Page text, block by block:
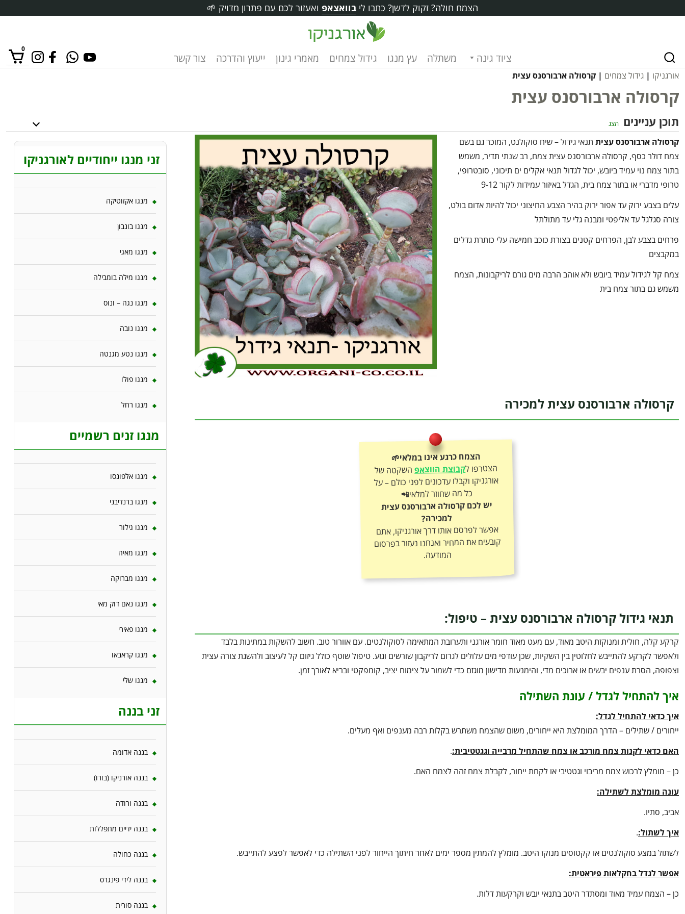
הצמח חולה? זקוק לדשן? כתבו לי בוואצאפ ואעזור לכם עם פתרון מדויק 🌱
ציוד גינה משתלה עץ מנגו גידול צמחים מאמרי גינון ייעוץ והדרכה צור קשר
0
אורגניקו | גידול צמחים | קרסולה ארבורסנס עצית
קרסולה ארבורסנס עצית
תוכן עניינים הצג
קרסולה ארבורסנס עצית תנאי גידול – שיח סוקולנט, המוכר גם בשם
צמח דולר כסף, קרסולה ארבורסנס עצית צמח, רב שנתי תדיר, משמש
בתור צמח נוי עמיד ביובש, יכול לגדול תנאי אקלים ים תיכוני, סובטרופי,
טרופי מדברי או בתור צמח בית, הגדל באיזור עמידות לקור 9-12
עלים בצבע ירוק עד אפור ירוק בהיר הצבע החיצוני יכול להיות אדום בולט,
צורה סגלגל עד אליפטי ומבנה גלי עד מתולתל
פרחים בצבע לבן, הפרחים קטנים בצורת כוכב חמישה עלי כותרת גדלים
במקבצים
צמח קל לגידול עמיד ביובש ולא אוהב הרבה מים גורם לריקבונות, הצמח
משמש גם בתור צמח בית
קרסולה ארבורסנס עצית למכירה
הצמח כרגע אינו במלאי🌱
הצטרפו לקבוצת הווצאפהשקטה של
אורגניקו וקבלו עדכונים לפני כולם – על
כל מה שחוזר למלאי📲
יש לכם קרסולה ארבורסנס עצית
למכירה?
אפשר לפרסם אותו דרך אורגניקו, אתם
קובעים את המחיר ואנחנו נעזור בפרסום
המודעה.
תנאי גידול קרסולה ארבורסנס עצית – טיפול:
קרקע קלה, חולית ומנוקזת היטב מאוד, עם מעט מאוד חומר אורגני ותערובת המתאימה לסוקולנטים. עם אוורור טוב. חשוב להשקות במתינות בלבד
ולאפשר לקרקע להתייבש לחלוטין בין השקיות, שכן עודפי מים עלולים לגרום לריקבון שורשים וגזע. טיפול שוטף כולל גיזום קל לעיצוב ולהשגת צורה עצית
וצפופה, הסרת ענפים יבשים או ארוכים מדי, והימנעות מדישון מוגזם כדי לשמור על צימוח יציב, קומפקטי ובריא לאורך זמן.
איך להתחיל לגדל / עונת השתילה
איך כדאי להתחיל לגדל:
ייחורים / שתילים – הדרך המומלצת היא ייחורים, משום שהצמח משתרש בקלות רבה מענפים ואף מעלים.
האם כדאי לקנות צמח מורכב או צמח שהתחיל מרבייה וגגטטיבית:.
כן – מומלץ לרכוש צמח מריבוי וגטטיבי או לקחת ייחור, לקבלת צמח זהה לצמח האם.
עונה מומלצת לשתילה:
אביב, סתיו.
איך לשתול:.
לשתול במצע סוקולנטים או קקטוסים מנוקז היטב. מומלץ להמתין מספר ימים לאחר חיתוך הייחור לפני השתילה כדי לאפשר לפצע להתייבש.
אפשר לגדל בחקלאות פיראטית:
כן – הצמח עמיד מאוד ומסתדר היטב בתנאי יובש וקרקעות דלות.
זני מנגו ייחודיים לאורגניקו
מנגו אקזוטיקה
מנגו בונבון
מנגו מאגי
מנגו מילה בומבילה
מנגו נגה – ונוס
מנגו נובה
מנגו נטע מגנטה
מנגו פולו
מנגו רחל
מנגו זנים רשמיים
מנגו אלפונסו
מנגו ברנדיבני
מנגו גילור
מנגו מאיה
מנגו מברוקה
מנגו נאם דוק מאי
מנגו פאירי
מנגו קראבאו
מנגו שלי
זני בננה
בננה אדומה
בננה אורניקו (בורו)
בננה ורודה
בננה ידיים מתפללות
בננה כחולה
בננה לידי פינגרס
בננה סורית